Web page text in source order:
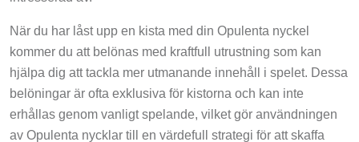
När du har låst upp en kista med din Opulenta nyckel
kommer du att belönas med kraftfull utrustning som kan
hjälpa dig att tackla mer utmanande innehåll i spelet. Dessa
belöningar är ofta exklusiva för kistorna och kan inte
erhållas genom vanligt spelande, vilket gör användningen
av Opulenta nycklar till en värdefull strategi för att skaffa